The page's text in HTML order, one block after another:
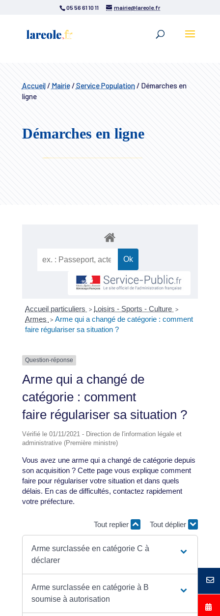
05 56 61 10 11 mairie@lareole.fr
Accueil/ Mairie/Service Population/Démarches en
ligne
Démarches en ligne
Accueil particuliers > Loisirs - Sports - Culture >
Armes > Arme qui a changé de catégorie : comment
faire régulariser sa situation ?
Question-réponse
Arme qui a changé de
catégorie : comment
faire régulariser sa situation ?
Vérifié le 01/11/2021 - Direction de l'information légale et
administrative (Première ministre)
Vous avez une arme qui a changé de catégorie depuis
son acquisition ? Cette page vous explique comment
faire pour régulariser votre situation et dans quels
délais. En cas de difficultés, contactez rapidement
votre préfecture.
Tout replier Tout déplier
Arme surclassée en catégorie C à
déclarer
Arme surclassée en catégorie à B
soumise à autorisation